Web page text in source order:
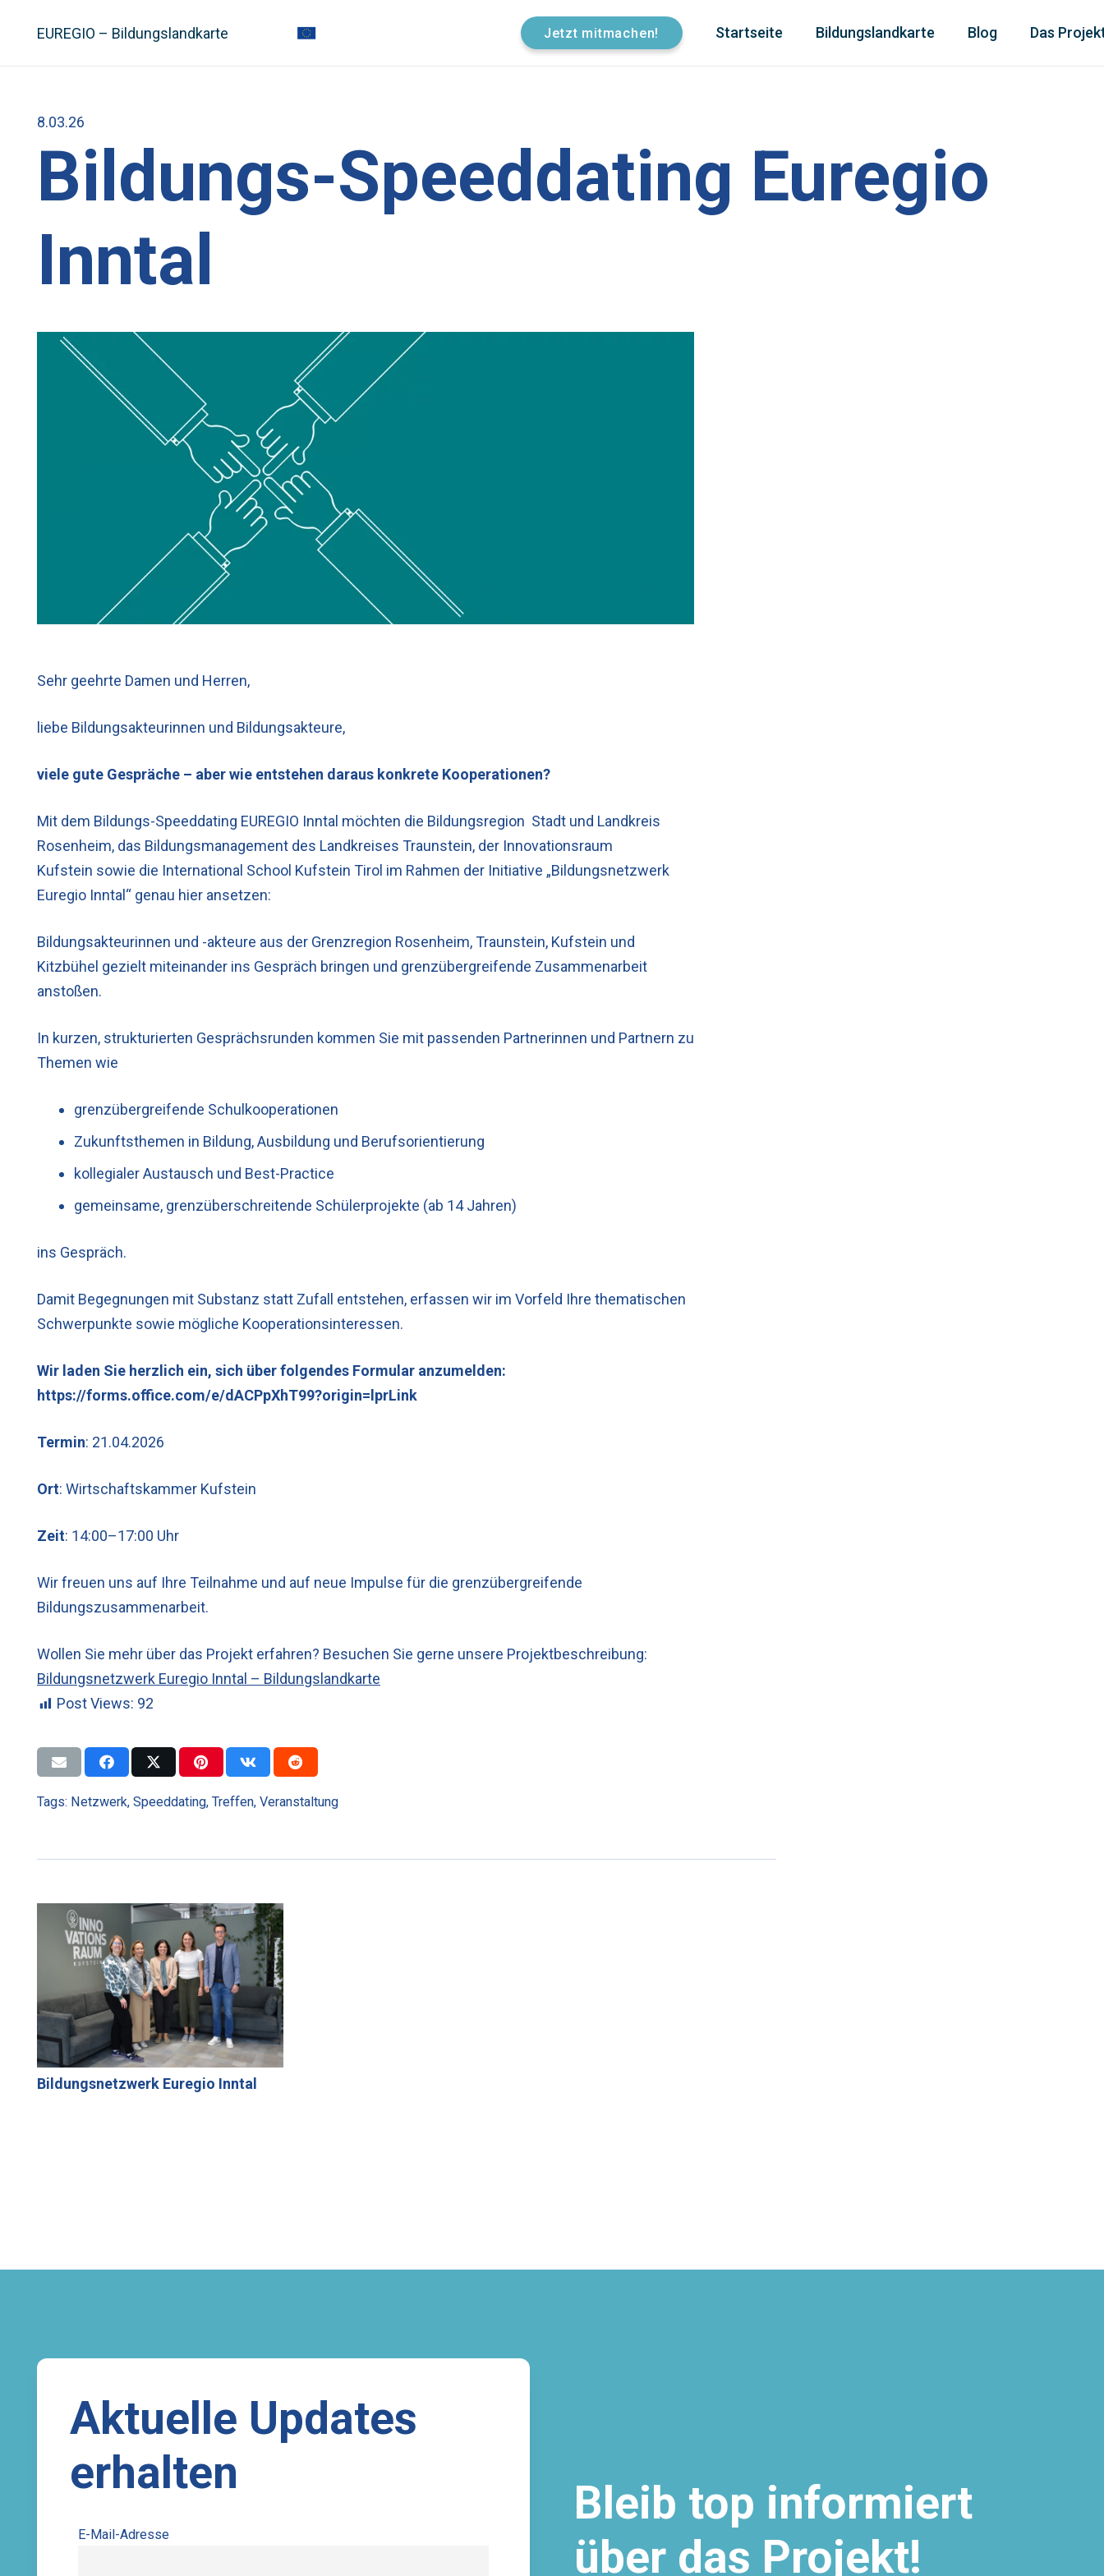
EUREGIO – Bildungslandkarte Jetzt mitmachen! Startseite Bildungslandkarte Blog Das
8.03.26
Bildungs-Speeddating Euregio
Inntal
Sehr geehrte Damen und Herren,
liebe Bildungsakteurinnen und Bildungsakteure,
viele gute Gespräche – aber wie entstehen daraus konkrete Kooperationen?
Mit dem Bildungs-Speeddating EUREGIO Inntal möchten die Bildungsregion Stadt und Landkreis
Rosenheim, das Bildungsmanagement des Landkreises Traunstein, der Innovationsraum
Kufstein sowie die International School Kufstein Tirol im Rahmen der Initiative „Bildungsnetzwerk
Euregio Inntal “ genau hier ansetzen:
Bildungsakteurinnen und -akteure aus der Grenzregion Rosenheim, Traunstein, Kufstein und
Kitzbühel gezielt miteinander ins Gespräch bringen und grenzübergreifende Zusammenarbeit
anstoßen.
In kurzen, strukturierten Gesprächsrunden kommen Sie mit passenden Partnerinnen und Partnern zu
Themen wie
grenzübergreifende Schulkooperationen
Zukunftsthemen in Bildung, Ausbildung und Berufsorientierung
kollegialer Austausch und Best-Practice
gemeinsame, grenzüberschreitende Schülerprojekte (ab 14 Jahren)
ins Gespräch.
Damit Begegnungen mit Substanz statt Zufall entstehen, erfassen wir im Vorfeld Ihre thematischen
Schwerpunkte sowie mögliche Kooperationsinteressen.
Wir laden Sie herzlich ein, sich über folgendes Formular anzumelden:
https://forms.office.com/e/dACPpXhT99?origin=lprLink
Termin: 21.04.2026
Ort: Wirtschaftskammer Kufstein
Zeit: 14:00–17:00 Uhr
Wir freuen uns auf Ihre Teilnahme und auf neue Impulse für die grenzübergreifende
Bildungszusammenarbeit.
Wollen Sie mehr über das Projekt erfahren? Besuchen Sie gerne unsere Projektbeschreibung:
Bildungsnetzwerk Euregio Inntal – Bildungslandkarte
Post Views: 92
Tags: Netzwerk, Speeddating, Treffen, Veranstaltung
Bildungsnetzwerk Euregio Inntal
Aktuelle Updates
erhalten
E-Mail-Adresse
Bleib top informiert
über das Projekt!